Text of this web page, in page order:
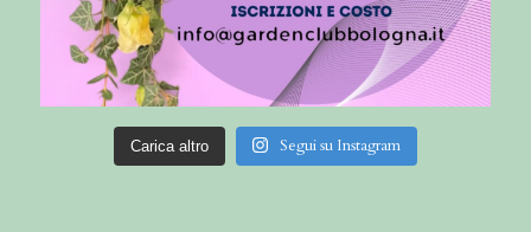
Carica altro Segui su Instagram